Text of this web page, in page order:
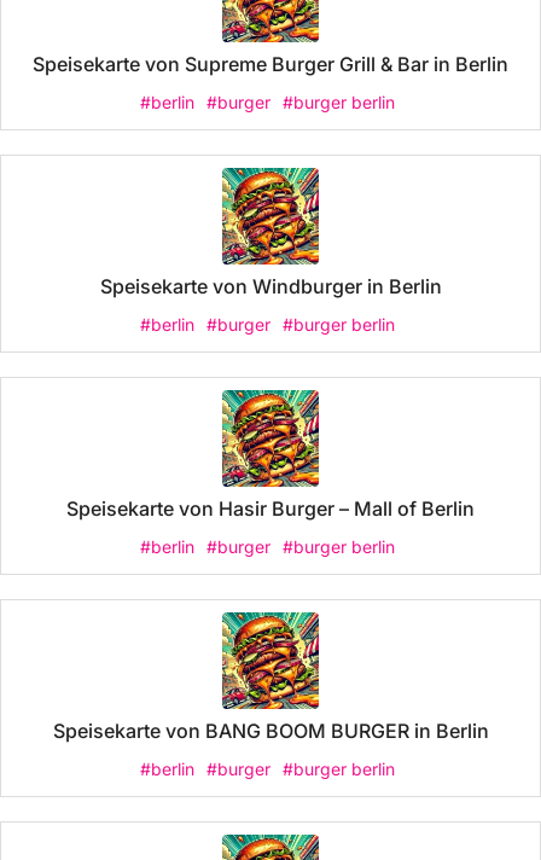
Speisekarte von Supreme Burger Grill & Bar in Berlin
#berlin #burger #burger berlin
Speisekarte von Windburger in Berlin
#berlin #burger #burger berlin
Speisekarte von Hasir Burger – Mall of Berlin
#berlin #burger #burger berlin
Speisekarte von BANG BOOM BURGER in Berlin
#berlin #burger #burger berlin